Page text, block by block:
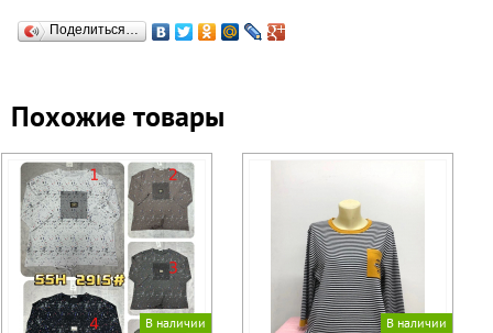
Поделиться…
Похожие товары
В наличии
В наличии